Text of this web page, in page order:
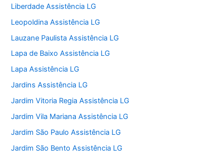
Liberdade Assistência LG
Leopoldina Assistência LG
Lauzane Paulista Assistência LG
Lapa de Baixo Assistência LG
Lapa Assistência LG
Jardins Assistência LG
Jardim Vitoria Regia Assistência LG
Jardim Vila Mariana Assistência LG
Jardim São Paulo Assistência LG
Jardim São Bento Assistência LG